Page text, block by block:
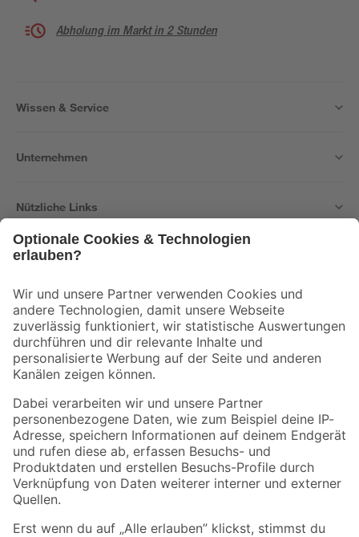
Abholung im Markt in 2 Stunden
Wissen & Service
Unternehmen
Nützliche Links
Der toom Newsletter: Keine Angebote und Aktionen mehr verpassen!
Zur Newsletter Anmeldung
Folge uns
Zahlungsarten Versandarten
Sicher einkaufen